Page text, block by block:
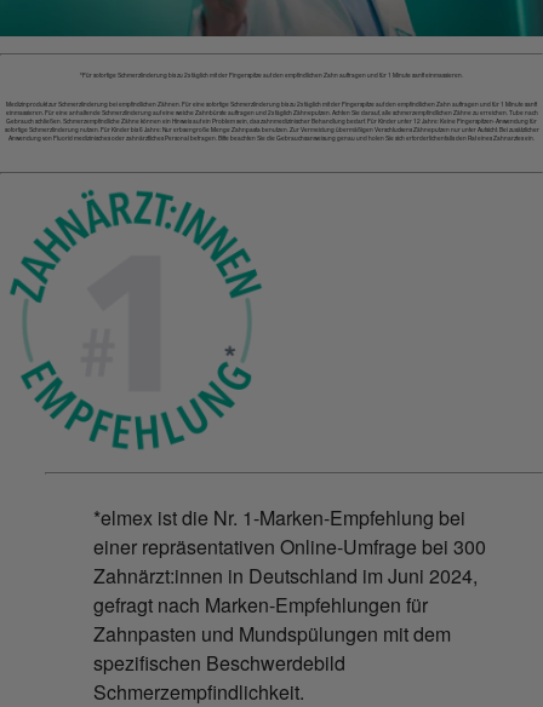
*Für sofortige Schmerzlinderung bis zu 2x täglich mit der Fingerspitze auf den empfindlichen Zahn auftragen und für 1 Minute sanft einmassieren.
Medizinprodukt zur Schmerzlinderung bei empfindlichen Zähnen. Für eine sofortige Schmerzlinderung bis zu 2x täglich mit der Fingerspitze auf den empfindlichen Zahn auftragen und für 1 Minute sanft
einmassieren. Für eine anhaltende Schmerzlinderung auf eine weiche Zahnbürste auftragen und 2x täglich Zähneputzen. Achten Sie darauf, alle schmerzempfindlichen Zähne zu erreichen. Tube nach
Gebrauch schließen. Schmerzempfindliche Zähne können ein Hinweis auf ein Problem sein, das zahnmedizinischer Behandlung bedarf. Für Kinder unter 12 Jahre: Keine Fingerspitzen-Anwendung für
sofortige Schmerzlinderung nutzen. Für Kinder bis 6 Jahre: Nur erbsengroße Menge Zahnpasta benutzen. Zur Vermeidung übermäßigen Verschluckens Zähneputzen nur unter Aufsicht. Bei zusätzlicher
Anwendung von Fluorid medizinisches oder zahnärztliches Personal befragen. Bitte beachten Sie die Gebrauchsanweisung genau und holen Sie sich erforderlichenfalls den Rat eines Zahnarztes ein.
*elmex ist die Nr. 1-Marken-Empfehlung bei
einer repräsentativen Online-Umfrage bei 300
Zahnärzt:innen in Deutschland im Juni 2024,
gefragt nach Marken-Empfehlungen für
Zahnpasten und Mundspülungen mit dem
spezifischen Beschwerdebild
Schmerzempfindlichkeit.